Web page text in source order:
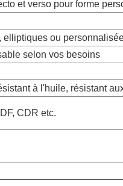
et verso pour forme
elliptiques ou
selon vos besoins
à l'huile, résistant
CDR etc.